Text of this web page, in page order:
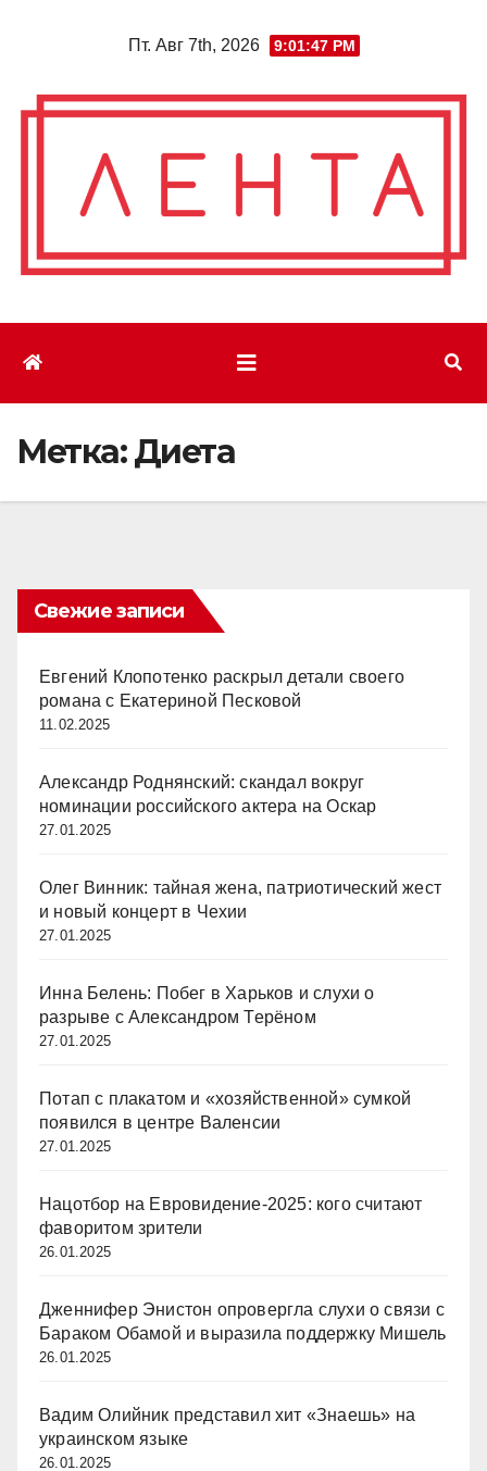
Пт. Авг 7th, 2026 9:01:48 PM
Метка:Диета
Свежие записи
Евгений Клопотенко раскрыл детали своего
романа с Екатериной Песковой
11.02.2025
Александр Роднянский: скандал вокруг
номинации российского актера на Оскар
27.01.2025
Олег Винник: тайная жена, патриотический жест
и новый концерт в Чехии
27.01.2025
Инна Белень: Побег в Харьков и слухи о
разрыве с Александром Терёном
27.01.2025
Потап с плакатом и «хозяйственной» сумкой
появился в центре Валенсии
27.01.2025
Нацотбор на Евровидение-2025: кого считают
фаворитом зрители
26.01.2025
Дженнифер Энистон опровергла слухи о связи с
Бараком Обамой и выразила поддержку Мишель
26.01.2025
Вадим Олийник представил хит «Знаешь» на
украинском языке
26.01.2025